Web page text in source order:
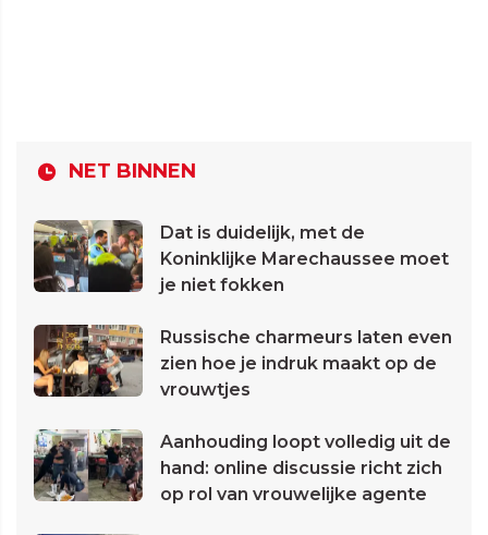
NET BINNEN
Dat is duidelijk, met de
Koninklijke Marechaussee moet
je niet fokken
Russische charmeurs laten even
zien hoe je indruk maakt op de
vrouwtjes
Aanhouding loopt volledig uit de
hand: online discussie richt zich
op rol van vrouwelijke agente